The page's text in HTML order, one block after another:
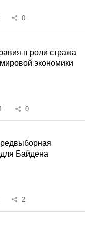
0
в роли стража
экономики
0
Байдена
2